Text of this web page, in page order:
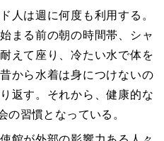
人は週に何度も利用する。
まる前の朝の時間帯、シャ
えて座り、冷たい水で体を
から水着は身につけないの
返す。それから、健康的な
の習慣となっている。